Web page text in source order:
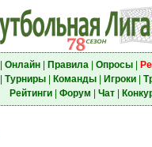
Онлайн| Правила| Опросы|
Турниры| Команды| Игроки|
Рейтинги| Форум Чат|